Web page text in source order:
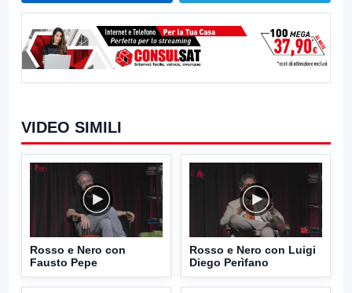
VIDEO SIMILI
Rosso e Nero con
Fausto Pepe
Rosso e Nero con Luigi
Diego Perìfano